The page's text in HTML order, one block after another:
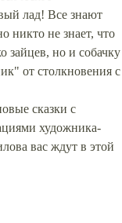
лад! Все знают
никто не знает, что
зайцев, но и собачку
от столкновения с
сказки с
художника-
вас ждут в этой